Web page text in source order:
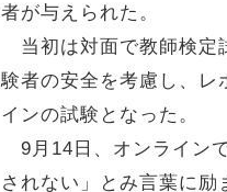
者が与えられた。
当初は対面で教師検定
験者の安全を考慮し、レ
インの試験となった。
9月14日、オンライン
されない」とみ言葉に